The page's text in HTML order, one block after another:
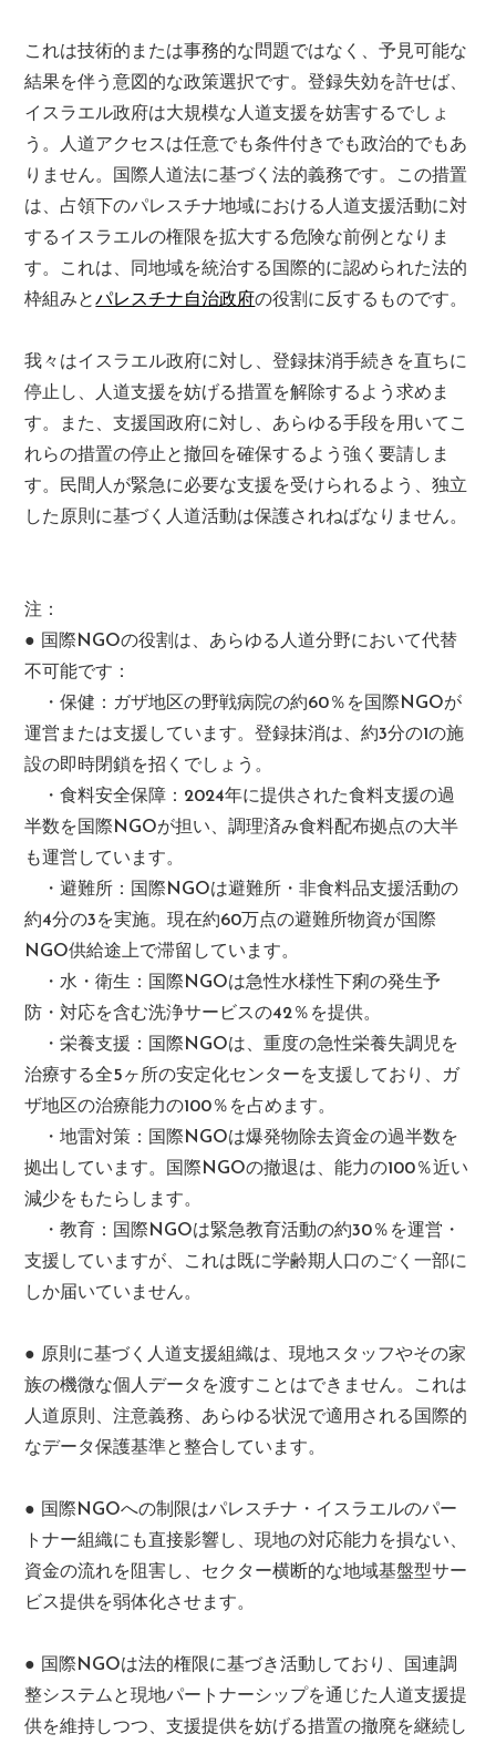
これは技術的または事務的な問題ではなく、予見可能な
結果を伴う意図的な政策選択です。登録失効を許せば、
イスラエル政府は大規模な人道支援を妨害するでしょ
う。人道アクセスは任意でも条件付きでも政治的でもあ
りません。国際人道法に基づく法的義務です。この措置
は、占領下のパレスチナ地域における人道支援活動に対
するイスラエルの権限を拡大する危険な前例となりま
す。これは、同地域を統治する国際的に認められた法的
枠組みとパレスチナ自治政府の役割に反するものです。
我々はイスラエル政府に対し、登録抹消手続きを直ちに
停止し、人道支援を妨げる措置を解除するよう求めま
す。また、支援国政府に対し、あらゆる手段を用いてこ
れらの措置の停止と撤回を確保するよう強く要請しま
す。民間人が緊急に必要な支援を受けられるよう、独立
した原則に基づく人道活動は保護されねばなりません。
注：
● 国際NGOの役割は、あらゆる人道分野において代替
不可能です：
・保健：ガザ地区の野戦病院の約60％を国際NGOが
運営または支援しています。登録抹消は、約3分の1の施
設の即時閉鎖を招くでしょう。
・食料安全保障：2024年に提供された食料支援の過
半数を国際NGOが担い、調理済み食料配布拠点の大半
も運営しています。
・避難所：国際NGOは避難所・非食料品支援活動の
約4分の3を実施。現在約60万点の避難所物資が国際
NGO供給途上で滞留しています。
・水・衛生：国際NGOは急性水様性下痢の発生予
防・対応を含む洗浄サービスの42％を提供。
・栄養支援：国際NGOは、重度の急性栄養失調児を
治療する全5ヶ所の安定化センターを支援しており、ガ
ザ地区の治療能力の100％を占めます。
・地雷対策：国際NGOは爆発物除去資金の過半数を
拠出しています。国際NGOの撤退は、能力の100％近い
減少をもたらします。
・教育：国際NGOは緊急教育活動の約30％を運営・
支援していますが、これは既に学齢期人口のごく一部に
しか届いていません。
● 原則に基づく人道支援組織は、現地スタッフやその家
族の機微な個人データを渡すことはできません。これは
人道原則、注意義務、あらゆる状況で適用される国際的
なデータ保護基準と整合しています。
● 国際NGOへの制限はパレスチナ・イスラエルのパー
トナー組織にも直接影響し、現地の対応能力を損ない、
資金の流れを阻害し、セクター横断的な地域基盤型サー
ビス提供を弱体化させます。
● 国際NGOは法的権限に基づき活動しており、国連調
整システムと現地パートナーシップを通じた人道支援提
供を維持しつつ、支援提供を妨げる措置の撤廃を継続し